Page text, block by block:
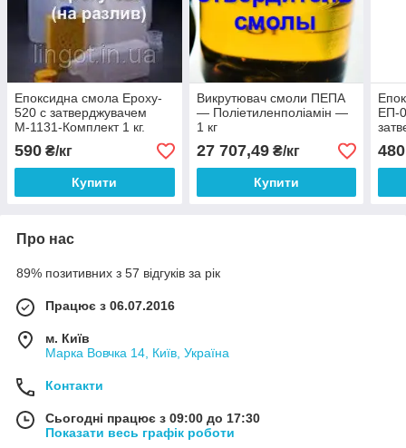
Епоксидна смола Epoxy-
520 с затверджувачем
М-1131-Комплект 1 кг.
590 ₴/кг
Купити
Викрутювач смоли ПЕПА
— Поліетиленполіамін —
1 кг
27 707,49₴/кг
Купити
ЕП-
480
Про нас
89% позитивних з 57 відгуків за рік
Працює з 06.07.2016
м. Київ
Марка Вовчка 14, Київ, Україна
Контакти
Сьогодні працює з 09:00 до 17:30
Показати весь графік роботи